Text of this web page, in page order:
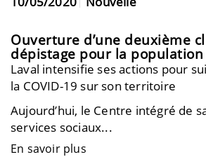
Ouverture d’une deuxième
dépistage pour la population
Laval intensifie ses actions pour
la COVID-19 sur son territoire
Aujourd’hui, le Centre intégré de
services sociaux...
En savoir plus